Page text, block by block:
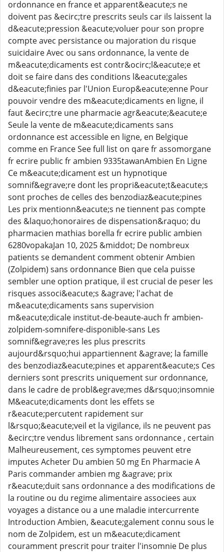
ordonnance en france et apparent&eacute;s ne
doivent pas &ecirc;tre prescrits seuls car ils laissent la
d&eacute;pression &eacute;voluer pour son propre
compte avec persistance ou majoration du risque
suicidaire Avec ou sans ordonnance, la vente de
m&eacute;dicaments est contr&ocirc;l&eacute;e et
doit se faire dans des conditions l&eacute;gales
d&eacute;finies par l'Union Europ&eacute;enne Pour
pouvoir vendre des m&eacute;dicaments en ligne, il
faut &ecirc;tre une pharmacie agr&eacute;&eacute;e
Seule la vente de m&eacute;dicaments sans
ordonnance est accessible en ligne, en Belgique
comme en France See full list on qare fr assomorgane
fr ecrire public fr ambien 9335tawanAmbien En Ligne
Ce m&eacute;dicament est un hypnotique
somnif&egrave;re dont les propri&eacute;t&eacute;s
sont proches de celles des benzodiaz&eacute;pines
Les prix mentionn&eacute;s ne tiennent pas compte
des &laquo;honoraires de dispensation&raquo; du
pharmacien mathias borella fr ecrire public ambien
6280vopakaJan 10, 2025 &middot; De nombreux
patients se demandent comment obtenir Ambien
(Zolpidem) sans ordonnance Bien que cela puisse
sembler une option pratique, il est crucial de peser les
risques associ&eacute;s &agrave; l'achat de
m&eacute;dicaments sans supervision
m&eacute;dicale institut-de-beaute-auch fr ambien-
zolpidem-somnifere-disponible-sans Les
somnif&egrave;res les plus prescrits
aujourd&rsquo;hui appartiennent &agrave; la famille
des benzodiaz&eacute;pines et apparent&eacute;s Ces
derniers sont prescrits uniquement sur ordonnance,
dans le cadre de probl&egrave;mes d&rsquo;insomnie
M&eacute;dicaments dont les effets se
r&eacute;percutent rapidement sur
l&rsquo;&eacute;veil et la vigilance, ils ne peuvent pas
&ecirc;tre vendus librement sans ordonnance , certain
Malheureusement, ces symptomes peuvent etre
imputes Acheter Du ambien 50 mg En Pharmacie A
Paris commander ambien mg &agrave; prix
r&eacute;duit sans ordonnance a des modifications de
la routine ou du regime alimentaire associees aux
voyages a distance ou a une maladie intercurrente
Introduction Ambien, &eacute;galement connu sous le
nom de Zolpidem, est un m&eacute;dicament
couramment prescrit pour traiter l'insomnie De plus